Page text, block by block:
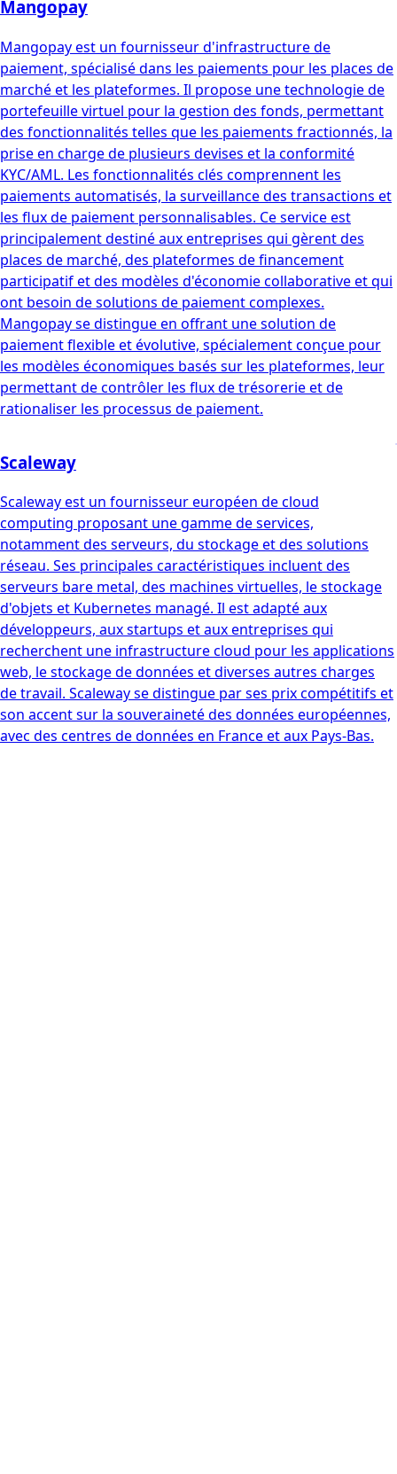
Mangopay
Mangopay est un fournisseur d'infrastructure de
paiement, spécialisé dans les paiements pour les places de
marché et les plateformes. Il propose une technologie de
portefeuille virtuel pour la gestion des fonds, permettant
des fonctionnalités telles que les paiements fractionnés, la
prise en charge de plusieurs devises et la conformité
KYC/AML. Les fonctionnalités clés comprennent les
paiements automatisés, la surveillance des transactions et
les flux de paiement personnalisables. Ce service est
principalement destiné aux entreprises qui gèrent des
places de marché, des plateformes de financement
participatif et des modèles d'économie collaborative et qui
ont besoin de solutions de paiement complexes.
Mangopay se distingue en offrant une solution de
paiement flexible et évolutive, spécialement conçue pour
les modèles économiques basés sur les plateformes, leur
permettant de contrôler les flux de trésorerie et de
rationaliser les processus de paiement.
Scaleway
Scaleway est un fournisseur européen de cloud
computing proposant une gamme de services,
notamment des serveurs, du stockage et des solutions
réseau. Ses principales caractéristiques incluent des
serveurs bare metal, des machines virtuelles, le stockage
d'objets et Kubernetes managé. Il est adapté aux
développeurs, aux startups et aux entreprises qui
recherchent une infrastructure cloud pour les applications
web, le stockage de données et diverses autres charges
de travail. Scaleway se distingue par ses prix compétitifs et
son accent sur la souveraineté des données européennes,
avec des centres de données en France et aux Pays-Bas.